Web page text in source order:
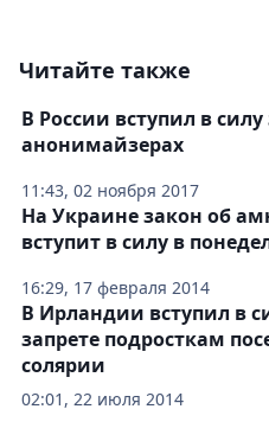
Читайте также
11:43, 02 ноября 2017
В России вступил в
анонимайзерах
16:29, 17 февраля 2014
На Украине закон об
вступит в силу в
02:01, 22 июля 2014
В Ирландии вступил в
запрете подросткам
солярии